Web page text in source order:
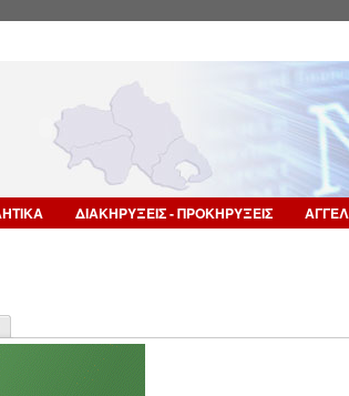
ΔΙΑΚΗΡΥΞΕΙΣ - ΠΡΟΚΗΡΥΞΕΙΣ